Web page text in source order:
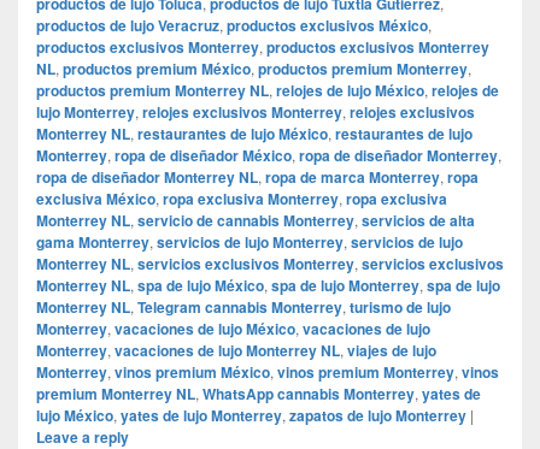
productos de lujo Veracruz, productos exclusivos México,
productos exclusivos Monterrey, productos exclusivos Monterrey
NL, productos premium México, productos premium Monterrey,
productos premium Monterrey NL, relojes de lujo México, relojes de
lujo Monterrey, relojes exclusivos Monterrey, relojes exclusivos
Monterrey NL, restaurantes de lujo México, restaurantes de lujo
Monterrey, ropa de diseñador México, ropa de diseñador Monterrey,
ropa de diseñador Monterrey NL, ropa de marca Monterrey, ropa
exclusiva México, ropa exclusiva Monterrey, ropa exclusiva
Monterrey NL, servicio de cannabis Monterrey, servicios de alta
gama Monterrey, servicios de lujo Monterrey, servicios de lujo
Monterrey NL, servicios exclusivos Monterrey, servicios exclusivos
Monterrey NL, spa de lujo México, spa de lujo Monterrey, spa de lujo
Monterrey NL, Telegram cannabis Monterrey, turismo de lujo
Monterrey, vacaciones de lujo México, vacaciones de lujo
Monterrey, vacaciones de lujo Monterrey NL, viajes de lujo
Monterrey, vinos premium México, vinos premium Monterrey, vinos
premium Monterrey NL, WhatsApp cannabis Monterrey, yates de
lujo México, yates de lujo Monterrey, zapatos de lujo Monterrey |
Leave a reply